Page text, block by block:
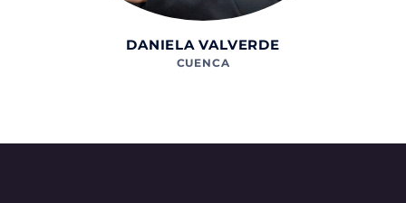
DANIELA VALVERDE
CUENCA